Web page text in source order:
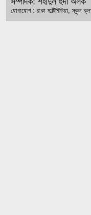
যোগাযোগ : রাকা মাল্টিমিডিয়া,